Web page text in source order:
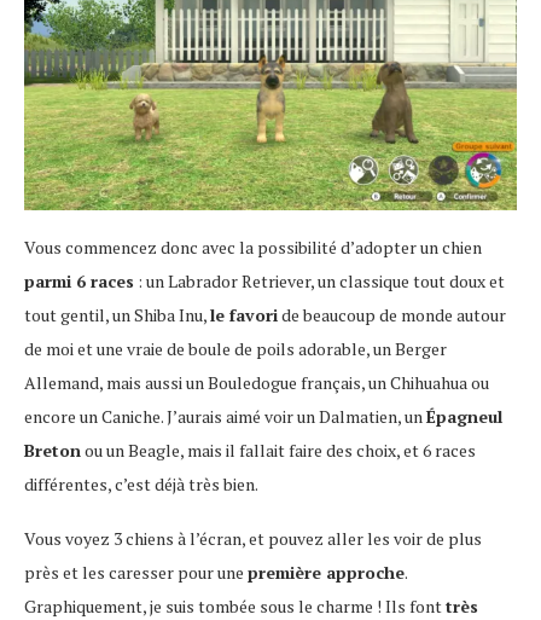
Vous commencez donc avec la possibilité d’adopter un chien
parmi 6 races : un Labrador Retriever, un classique tout doux et
tout gentil, un Shiba Inu,le favoride beaucoup de monde autour
de moi et une vraie de boule de poils adorable, un Berger
Allemand, mais aussi un Bouledogue français, un Chihuahua ou
encore un Caniche. J’aurais aimé voir un Dalmatien, unÉpagneul
Bretonou un Beagle, mais il fallait faire des choix, et 6 races
différentes, c’est déjà très bien.
Vous voyez 3 chiens à l’écran, et pouvez aller les voir de plus
près et les caresser pour une première approche.
Graphiquement, je suis tombée sous le charme ! Ils fonttrès